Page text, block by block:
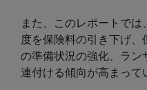
また、このレポートで
度を保険料の引き下げ
の準備状況の強化、ラン
連付ける傾向が高まって